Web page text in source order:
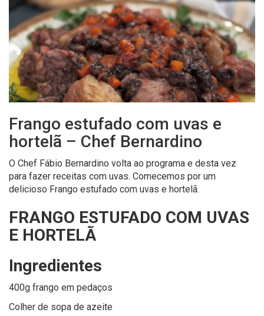
Frango estufado com uvas e
hortelã – Chef Bernardino
O Chef Fábio Bernardino volta ao programa e desta vez
para fazer receitas com uvas. Comecemos por um
delicioso Frango estufado com uvas e hortelã.
FRANGO ESTUFADO COM UVAS
E HORTELÃ
Ingredientes
400g frango em pedaços
Colher de sopa de azeite